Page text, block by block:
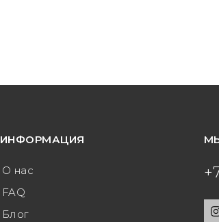
ИНФОРМАЦИЯ
О нас
FAQ
Блог